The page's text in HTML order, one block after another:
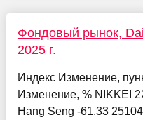
Фондовый рынок,
2025 г.
Индекс Изменение,
Изменение, % NIKKEI
Hang Seng -61.33